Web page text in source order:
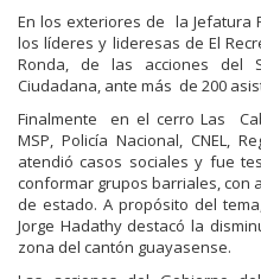
En los exteriores de la Jefatura
los líderes y lideresas de El
Ronda, de las acciones del
Ciudadana, ante más de 200
Finalmente en el cerro Las
MSP, Policía Nacional, CNEL,
atendió casos sociales y fue
conformar grupos barriales, con
de estado. A propósito del
Jorge Hadathy destacó la
zona del cantón guayasense.